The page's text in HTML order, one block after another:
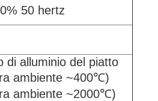
50 hertz
di alluminio del piatto
ambiente ~400℃)
ambiente ~2000℃)